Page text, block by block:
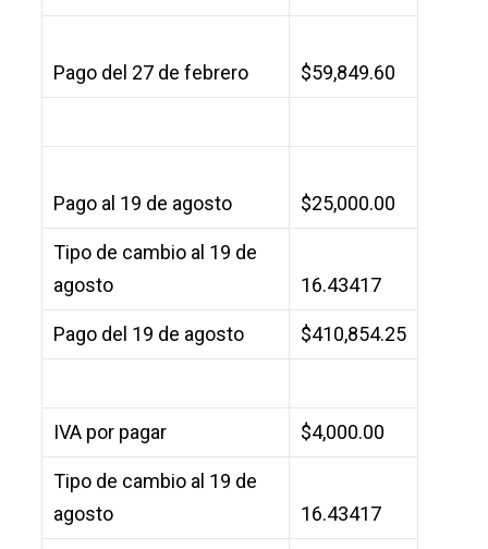
Pago del 27 de febrero $59,849.60
Pago al 19 de agosto $25,000.00
Tipo de cambio al 19 de
agosto
16.43417
Pago del 19 de agosto $410,854.25
IVA por pagar $4,000.00
Tipo de cambio al 19 de
agosto
16.43417